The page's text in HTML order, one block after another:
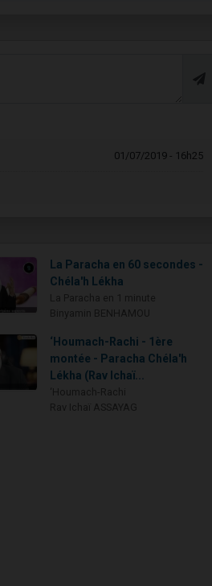
01/07/2019 - 16h25
La Paracha en 60 secondes -
Chéla'h Lékha
‘Houmach-Rachi - 1ère
montée - Paracha Chéla'h
Lékha (Rav Ichaï...